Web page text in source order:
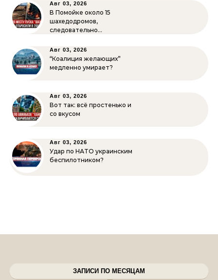
Авг 03, 2026
В Помойке около 15
шахедодромов,
следовательно…
Авг 03, 2026
“Коалиция желающих”
медленно умирает?
Авг 03, 2026
Вот так: всё простенько и
со вкусом
Авг 03, 2026
Удар по НАТО украинским
беспилотником?
ЗАПИСИ ПО МЕСЯЦАМ